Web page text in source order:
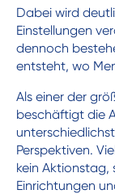
Dabei wird
Einstellungen
dennoch
entsteht, wo
Als einer der
beschäftigt die
Perspektiven.
kein Aktionstag,
Einrichtungen